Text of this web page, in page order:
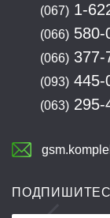
(067) 1-
(066) 580-
(066) 377-
(093) 445-
(063) 295-